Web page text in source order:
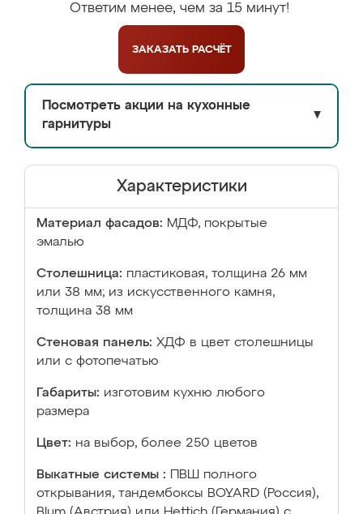
Ответим менее, чем за 15 минут!
ЗАКАЗАТЬ РАСЧЁТ
Посмотреть акции на кухонные
гарнитуры
▼
Характеристики
Материал фасадов: МДФ, покрытые
эмалью
Столешница: пластиковая, толщина 26 мм
или 38 мм; из искусственного камня,
толщина 38 мм
Стеновая панель: ХДФ в цвет столешницы
или с фотопечатью
Габариты: изготовим кухню любого
размера
Цвет: на выбор, более 250 цветов
Выкатные системы :
ПВШ полного
открывания, тандембоксы BOYARD (Россия),